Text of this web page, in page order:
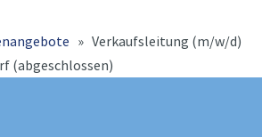
» Verkaufsleitung (m/w/d)
(abgeschlossen)